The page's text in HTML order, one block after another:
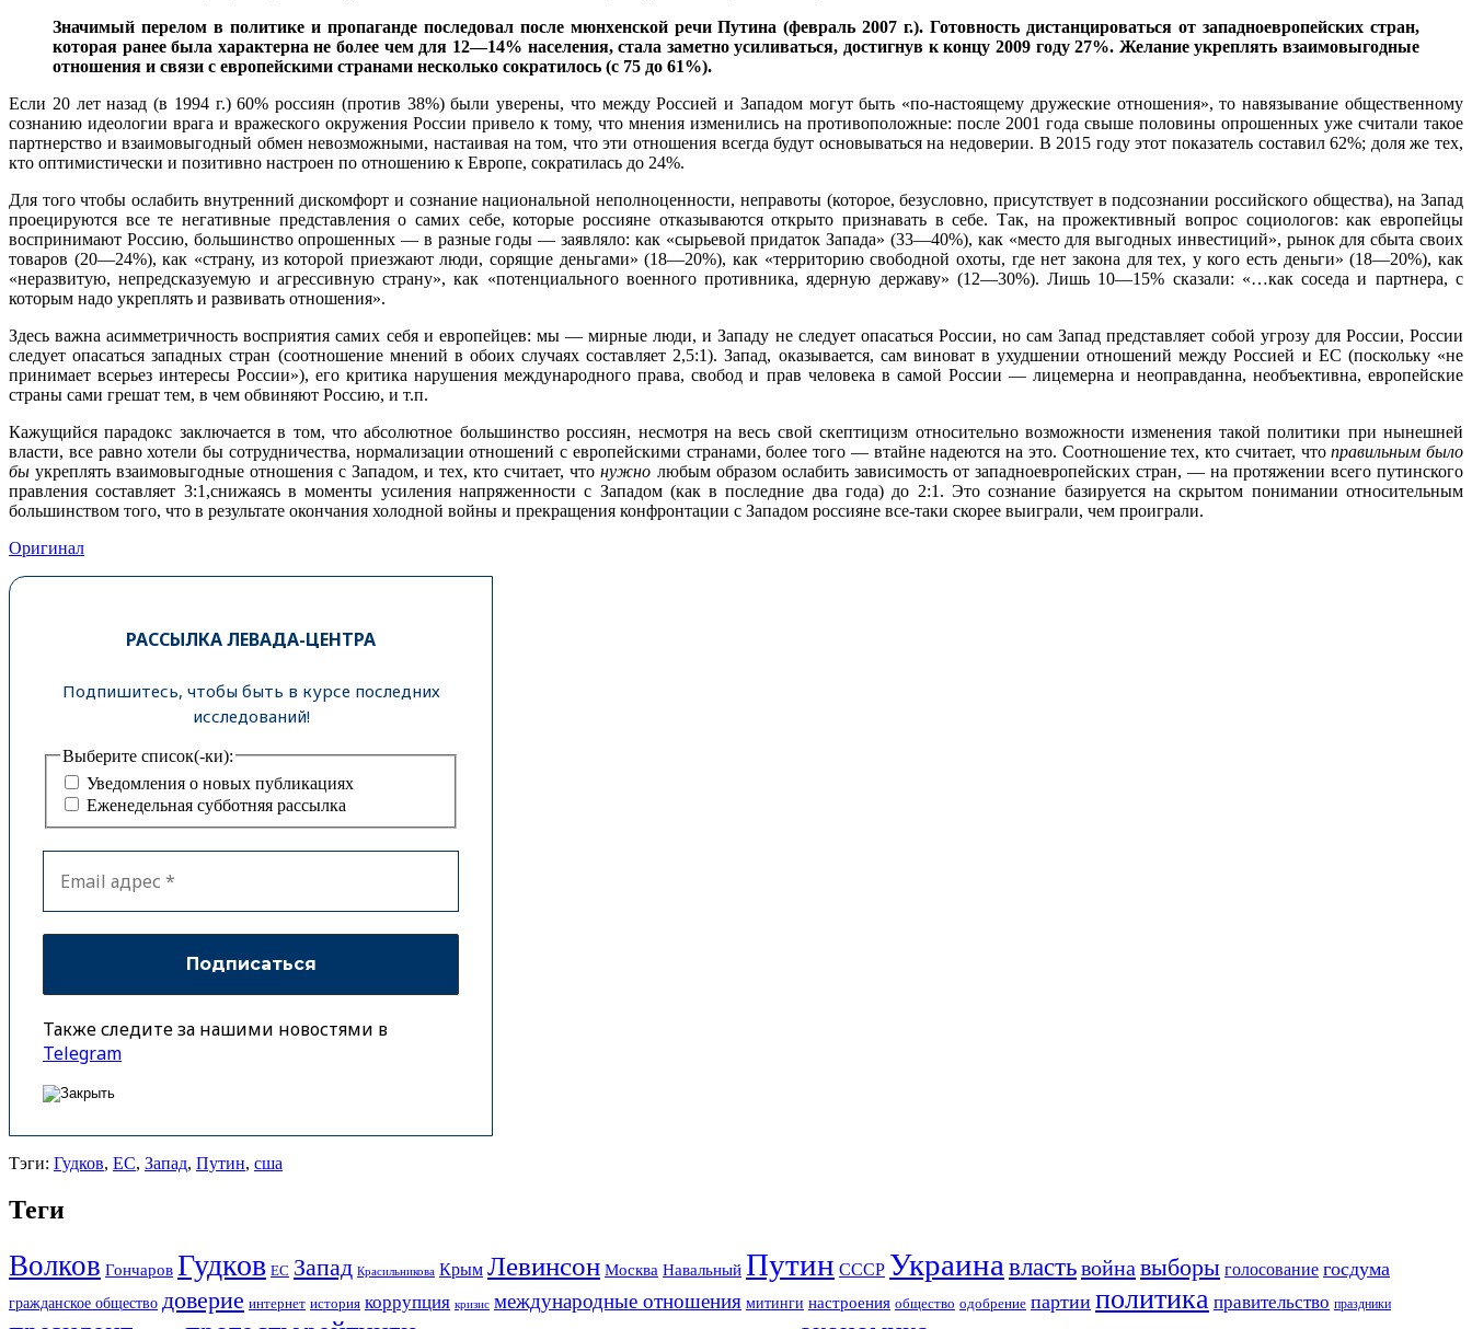
Значимый перелом в политике и пропаганде последовал после мюнхенской речи Путина (февраль 2007 г.). Готовность дистанцироваться от западноевропейских стран,
которая ранее была характерна не более чем для 12—14% населения, стала заметно усиливаться, достигнув к концу 2009 году 27%. Желание укреплять взаимовыгодные
отношения и связи с европейскими странами несколько сократилось (с 75 до 61%).
Если 20 лет назад (в 1994 г.) 60% россиян (против 38%) были уверены, что между Россией и Западом могут быть «по-настоящему дружеские отношения», то навязывание общественному
сознанию идеологии врага и вражеского окружения России привело к тому, что мнения изменились на противоположные: после 2001 года свыше половины опрошенных уже считали такое
партнерство и взаимовыгодный обмен невозможными, настаивая на том, что эти отношения всегда будут основываться на недоверии. В 2015 году этот показатель составил 62%; доля же тех,
кто оптимистически и позитивно настроен по отношению к Европе, сократилась до 24%.
Для того чтобы ослабить внутренний дискомфорт и сознание национальной неполноценности, неправоты (которое, безусловно, присутствует в подсознании российского общества), на Запад
проецируются все те негативные представления о самих себе, которые россияне отказываются открыто признавать в себе. Так, на прожективный вопрос социологов: как европейцы
воспринимают Россию, большинство опрошенных — в разные годы — заявляло: как «сырьевой придаток Запада» (33—40%), как «место для выгодных инвестиций», рынок для сбыта своих
товаров (20—24%), как «страну, из которой приезжают люди, сорящие деньгами» (18—20%), как «территорию свободной охоты, где нет закона для тех, у кого есть деньги» (18—20%), как
«неразвитую, непредсказуемую и агрессивную страну», как «потенциального военного противника, ядерную державу» (12—30%). Лишь 10—15% сказали: «…как соседа и партнера, с
которым надо укреплять и развивать отношения».
Здесь важна асимметричность восприятия самих себя и европейцев: мы — мирные люди, и Западу не следует опасаться России, но сам Запад представляет собой угрозу для России, России
следует опасаться западных стран (соотношение мнений в обоих случаях составляет 2,5:1). Запад, оказывается, сам виноват в ухудшении отношений между Россией и ЕС (поскольку «не
принимает всерьез интересы России»), его критика нарушения международного права, свобод и прав человека в самой России — лицемерна и неоправданна, необъективна, европейские
страны сами грешат тем, в чем обвиняют Россию, и т.п.
Кажущийся парадокс заключается в том, что абсолютное большинство россиян, несмотря на весь свой скептицизм относительно возможности изменения такой политики при нынешней
власти, все равно хотели бы сотрудничества, нормализации отношений с европейскими странами, более того — втайне надеются на это. Соотношение тех, кто считает, чтоправильным было
бы укреплять взаимовыгодные отношения с Западом, и тех, кто считает, чтонужно любым образом ослабить зависимость от западноевропейских стран, — на протяжении всего путинского
правления составляет 3:1,снижаясь в моменты усиления напряженности с Западом (как в последние два года) до 2:1. Это сознание базируется на скрытом понимании относительным
большинством того, что в результате окончания холодной войны и прекращения конфронтации с Западом россияне все-таки скорее выиграли, чем проиграли.
Оригинал
РАССЫЛКА ЛЕВАДА-ЦЕНТРА
Подпишитесь, чтобы быть в курсе последних
исследований!
Выберите список(-ки):
Уведомления о новых публикациях
Еженедельная субботняя рассылка
Также следите за нашими новостями в
Telegram
Тэги: Гудков, ЕС, Запад, Путин, сша
Теги
Волков Гончаров Гудков ЕС Запад Красильникова Крым Левинсон Москва Навальный Путин СССР Украина властьвойна выборы голосование госдума
гражданское общество доверие интернет история коррупция кризис международные отношения митинги настроения общество одобрение партии политика правительство праздники